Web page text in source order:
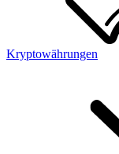
Kryptowährungen